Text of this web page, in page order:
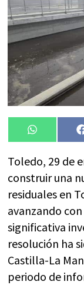
en
Toledo, 29 de
construir una
residuales en
avanzando
significativa
resolución ha
Castilla-La
periodo de